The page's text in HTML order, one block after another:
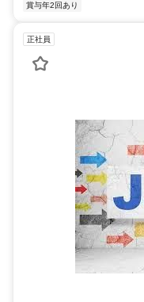
賞与年2回あり
正社員